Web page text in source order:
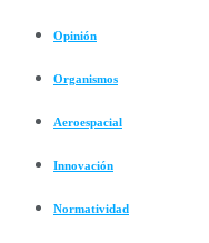
Opinión
Organismos
Aeroespacial
Innovación
Normatividad